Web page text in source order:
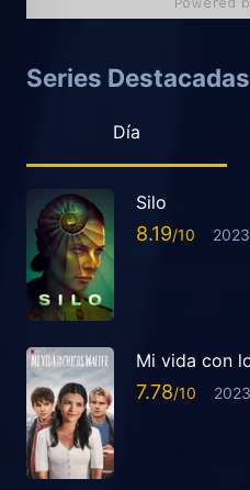
Series Destacadas
Día
Silo
8.19 2023
Mi vida con
7.78 2023